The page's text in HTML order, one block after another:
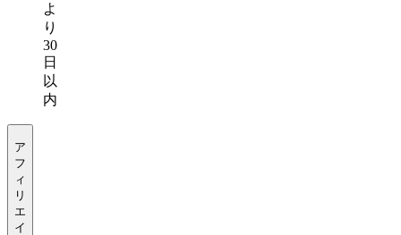
よ
り
30
日
以
内
ア
フ
ィ
リ
エ
イ